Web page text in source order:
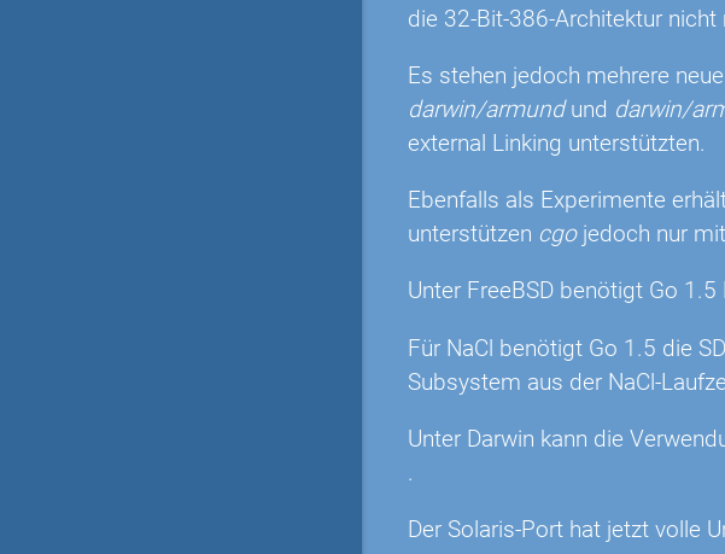
die 32-Bit-386-Architektur
Es stehen jedoch mehrere
darwin/armundund darwin/
external Linking unterstützten.
Ebenfalls als Experimente
unterstützen cgojedoch nur
Unter FreeBSD benötigt Go 1.5
Für NaCl benötigt Go 1.5 die
Subsystem aus der NaCl-
Unter Darwin kann die
.
Der Solaris-Port hat jetzt volle